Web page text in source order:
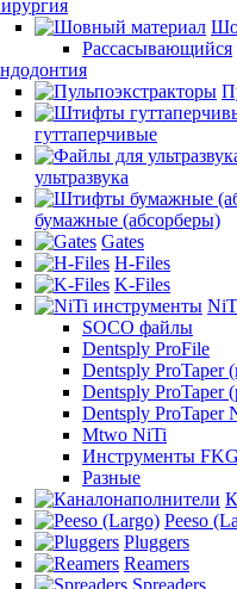
Рассасывающийся
гуттаперчивые
ультразвука
бумажные (абсорберы)
Gates
H-Files
K-Files
SOCO файлы
Dentsply ProFile
Dentsply
Dentsply ProTaper
Dentsply ProTaper
Mtwo NiTi
Инструменты FKG
Разные
Peeso
Pluggers
Reamers
Spreaders